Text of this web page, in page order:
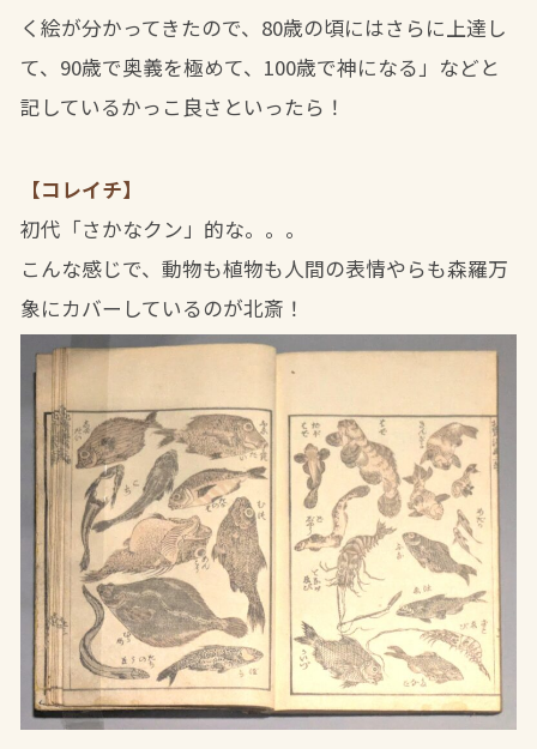
く絵が分かってきたので、80歳の頃にはさらに上達し
て、90歳で奥義を極めて、100歳で神になる」などと
記しているかっこ良さといったら！
【コレイチ】
初代「さかなクン」的な。。。
こんな感じで、動物も植物も人間の表情やらも森羅万
象にカバーしているのが北斎！